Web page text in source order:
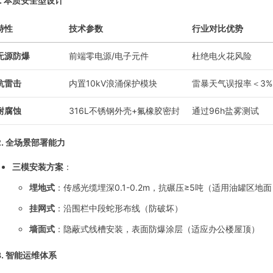
性 技术参数 行业对比优势
源防爆 前端零电源/电子元件 杜绝电火花风险
雷击 内置10kV浪涌保护模块 雷暴天气误报率＜3%
腐蚀 316L不锈钢外壳+氟橡胶密封 通过96h盐雾测试
全场景部署能力
三模安装方案 ：
埋地式：传感光缆埋深0.1-0.2m，抗碾压≥5吨（适用油罐区地
挂网式：沿围栏中段蛇形布线（防破坏）
墙面式：隐蔽式线槽安装，表面防爆涂层（适应办公楼屋顶）
智能运维体系